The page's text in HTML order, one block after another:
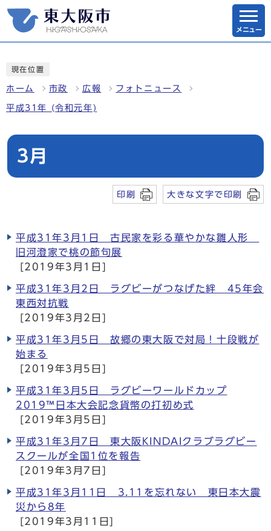
メニュー
現在位置
ホーム 市政 広報 フォトニュース
平成31年 (令和元年)
3月
印刷 大きな文字で印刷
平成31年3月1日 古民家を彩る華やかな雛人形
旧河澄家で桃の節句展
[2019年3月1日]
平成31年3月2日 ラグビーがつなげた絆 45年会
東西対抗戦
[2019年3月2日]
平成31年3月5日 故郷の東大阪で対局！十段戦が
始まる
[2019年3月5日]
平成31年3月5日 ラグビーワールドカップ
2019™日本大会記念貨幣の打初め式
[2019年3月5日]
平成31年3月7日 東大阪KINDAIクラブラグビー
スクールが全国1位を報告
[2019年3月7日]
平成31年3月11日 3.11を忘れない 東日本大震
災から8年
[2019年3月11日]